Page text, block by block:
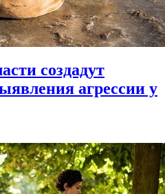
создадут
агрессии у